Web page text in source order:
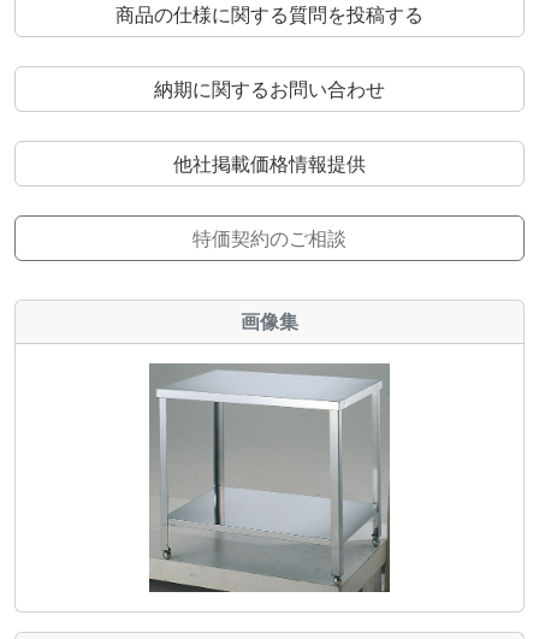
商品の仕様に関する質問を投稿する
納期に関するお問い合わせ
他社掲載価格情報提供
特価契約のご相談
画像集